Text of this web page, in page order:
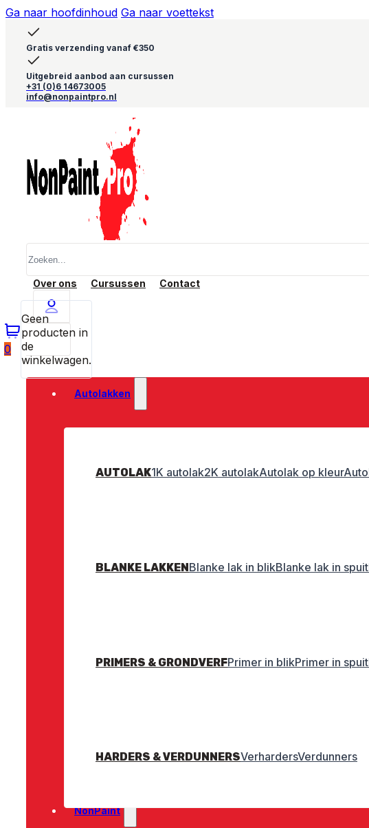
Ga naar hoofdinhoud Ga naar voettekst
Gratis verzending vanaf €350
Uitgebreid aanbod aan cursussen
+31 (0)6 14673005
info@nonpaintpro.nl
Over ons Cursussen Contact
0
Geen
producten in
de
winkelwagen.
Autolakken
AUTOLAK1K autolak2K autolakAutolak op kleur
BLANKE LAKKENBlanke lak in blikBlanke lak in
PRIMERS & GRONDVERFPrimer in blikPrimer in
HARDERS & VERDUNNERSVerhardersVerdunners
NonPaint